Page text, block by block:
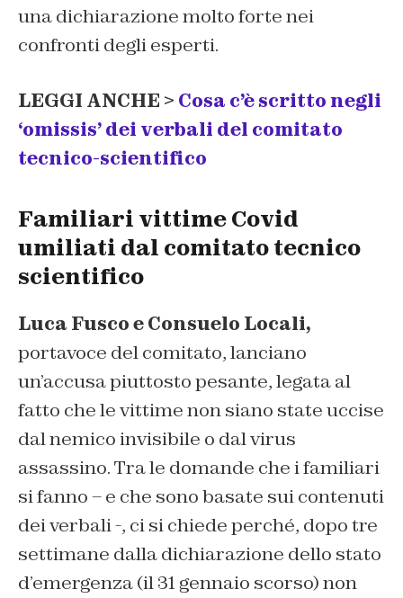
una dichiarazione molto forte nei
confronti degli esperti.
LEGGI ANCHE > Cosa c’è scritto negli
‘omissis’ dei verbali del comitato
tecnico-scientifico
Familiari vittime Covid
umiliati dal comitato tecnico
scientifico
Luca Fusco e Consuelo Locali,
portavoce del comitato, lanciano
un’accusa piuttosto pesante, legata al
fatto che le vittime non siano state uccise
dal nemico invisibile o dal virus
assassino. Tra le domande che i familiari
si fanno – e che sono basate sui contenuti
dei verbali -, ci si chiede perché, dopo tre
settimane dalla dichiarazione dello stato
d’emergenza (il 31 gennaio scorso) non